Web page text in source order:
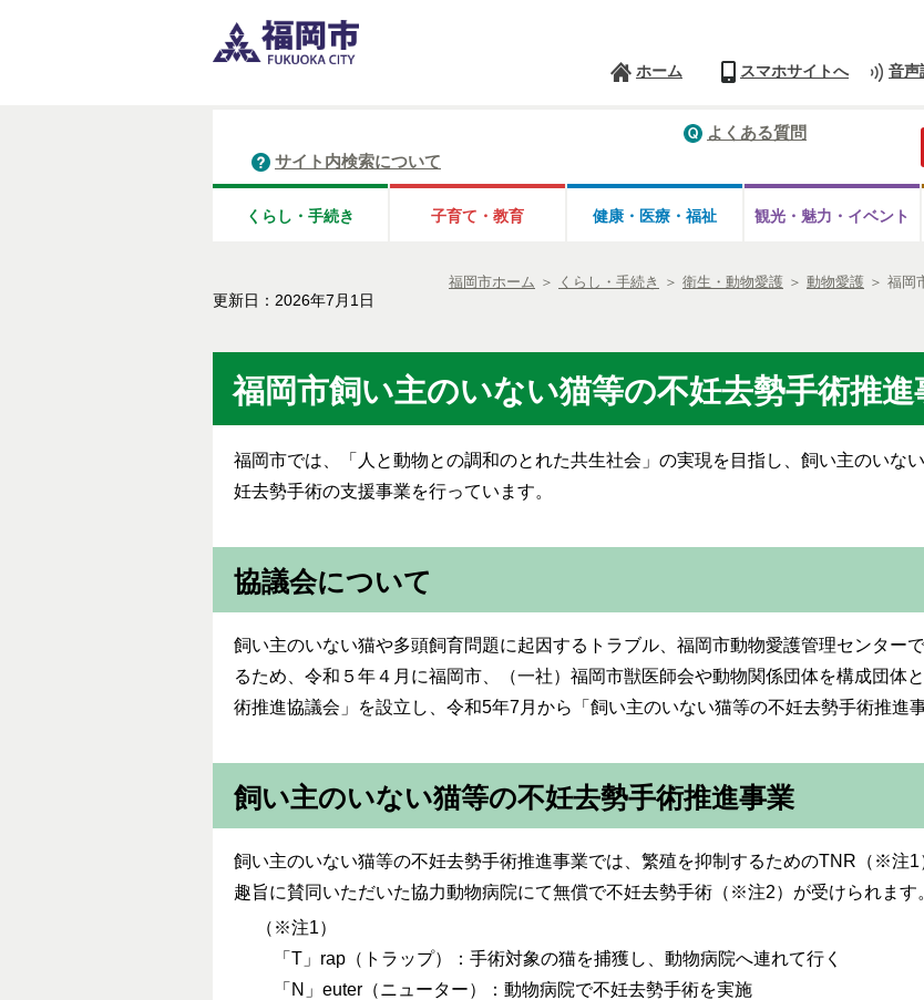
ホーム スマホサイトへ 音声
よくある質問
サイト内検索について
くらし・手続き 子育て・教育 健康・医療・ 福祉 観光・魅力・ イベント
福岡市ホーム ＞ くらし・手続き ＞ 衛生・動物愛護 ＞ 動物愛護 ＞ 福岡
更新日：2026年7月1日
福岡市飼い主のいない猫等の不妊去勢手術推
福岡市では、「人と動物との調和のとれた共生社会」の実現を目指し、飼い主のいな
妊去勢手術の支援事業を行っています。
協議会について
飼い主のいない猫や多頭飼育問題に起因するトラブル、福岡市動物愛護管理センター
るため、令和５年４月に福岡市、（一社）福岡市獣医師会や動物関係団体を構成団体
術推進協議会」を設立し、令和5年7月から「飼い主のいない猫等の不妊去勢手術推進
飼い主のいない猫等の不妊去勢手術推進事業
飼い主のいない猫等の不妊去勢手術推進事業では、繁殖を抑制するためのTNR（※注
趣旨に賛同いただいた協力動物病院にて無償で不妊去勢手術（※注2）が受けられます
（※注1）
「T」rap（トラップ）：手術対象の猫を捕獲し、動物病院へ連れて行く
「N」euter（ニューター）：動物病院で不妊去勢手術を実施